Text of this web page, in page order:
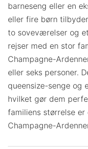
barneseng eller en
eller fire børn
to soveværelser og
rejser med en stor
Champagne-
eller seks personer.
queensize-senge og
hvilket gør dem
familiens størrelse
Champagne-